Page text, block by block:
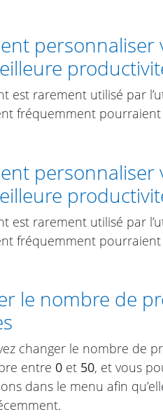
personnaliser
est rarement utilisé par
fréquemment
personnaliser
est rarement utilisé par
fréquemment
le nombre de
changer le nombre de
entre 0 et 50, et vous
dans le menu afin